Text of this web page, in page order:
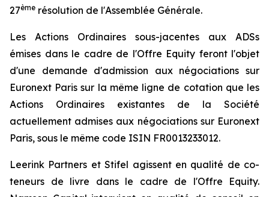
27ème résolution de l'Assemblée Générale.
Les Actions Ordinaires sous-jacentes aux ADSs
émises dans le cadre de l'Offre Equity feront l'objet
d'une demande d'admission aux négociations sur
Euronext Paris sur la même ligne de cotation que les
Actions Ordinaires existantes de la Société
actuellement admises aux négociations sur Euronext
Paris, sous le même code ISIN FR0013233012.
Leerink Partners et Stifel agissent en qualité de co-
teneurs de livre dans le cadre de l'Offre Equity.